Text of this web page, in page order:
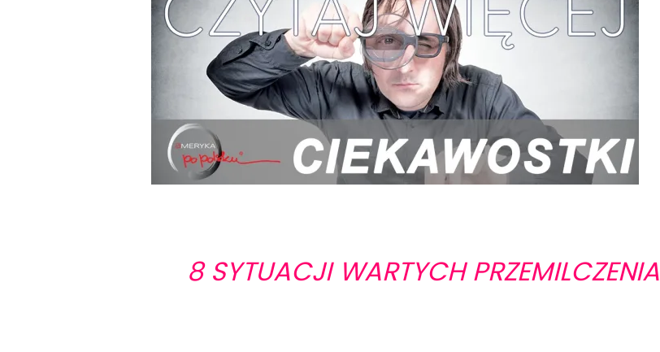
8 SYTUACJI WARTYCH PRZEMILCZENIA